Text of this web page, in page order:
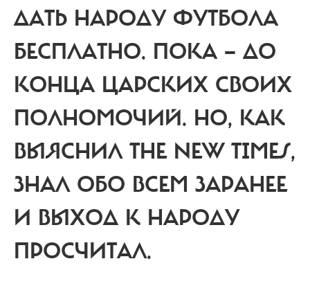
ДАТЬ НАРОДУ ФУТБОЛА
БЕСПЛАТНО. ПОКА — ДО
КОНЦА ЦАРСКИХ СВОИХ
ПОЛНОМОЧИЙ. НО, КАК
ВЫЯСНИЛ THE NEW TIMES,
ЗНАЛ ОБО ВСЕМ ЗАРАНЕЕ
И ВЫХОД К НАРОДУ
ПРОСЧИТАЛ.